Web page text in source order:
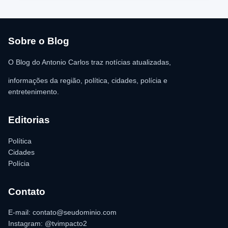
para as providências legais.
Sobre o Blog
O Blog do Antonio Carlos traz notícias atualizadas,
informações da região, política, cidades, polícia e
entretenimento.
Editorias
Política
Cidades
Polícia
Contato
E-mail: contato@seudominio.com
Instagram: @tvimpacto2